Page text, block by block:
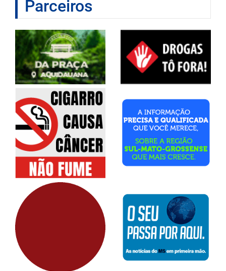
Parceiros